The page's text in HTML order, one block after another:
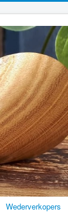
Wederverkopers